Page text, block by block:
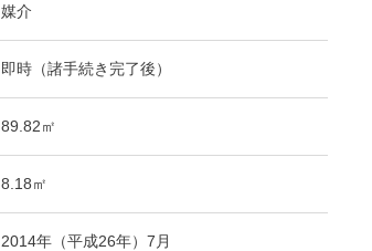
媒介
即時（諸手続き完了後）
89.82㎡
8.18㎡
2014年（平成26年）7月